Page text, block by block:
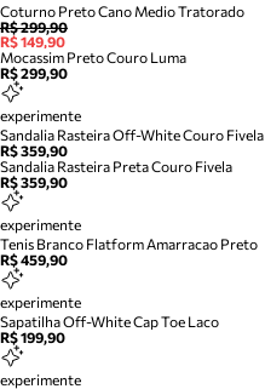
Coturno Preto Cano Medio Tratorado
R$ 299,90
R$ 149,90
Mocassim Preto Couro Luma
R$ 299,90
experimente
Sandalia Rasteira Off-White Couro Fivela
R$ 359,90
Sandalia Rasteira Preta Couro Fivela
R$ 359,90
experimente
Tenis Branco Flatform Amarracao Preto
R$ 459,90
experimente
Sapatilha Off-White Cap Toe Laco
R$ 199,90
experimente